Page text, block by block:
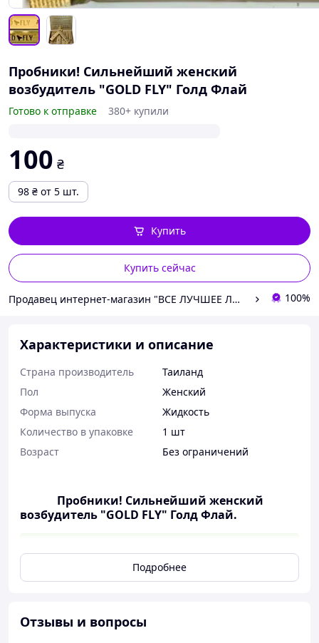
Пробники! Сильнейший женский
возбудитель "GOLD FLY" Голд Флай
Готово к отправке 380+ купили
100 ₴
98 ₴ от 5 шт.
Купить сейчас
Купить
Продавец интернет-магазин "ВСЕ ЛУЧШЕЕ ЛЮДЯМ" 100%
Характеристики и описание
Страна производитель
Таиланд
Пол
Женский
Форма выпуска
Жидкость
Количество в упаковке
1 шт
Возраст
Без ограничений
Пробники! Сильнейший женский
возбудитель "GOLD FLY" Голд Флай.
Подробнее
Отзывы и вопросы